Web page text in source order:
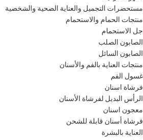
مستحضرات التجميل والعناية الصحية والشخصية
منتجات الحمام والاستحمام
جل الاستحمام
الصابون الصلب
الصابون السائل
منتجات العناية بالفم والأسنان
غسول الفم
فرشاة اسنان
الرأس البديل لفرشاة الأسنان
معجون اسنان
فرشاة أسنان قابلة للشحن
العناية بالبشرة